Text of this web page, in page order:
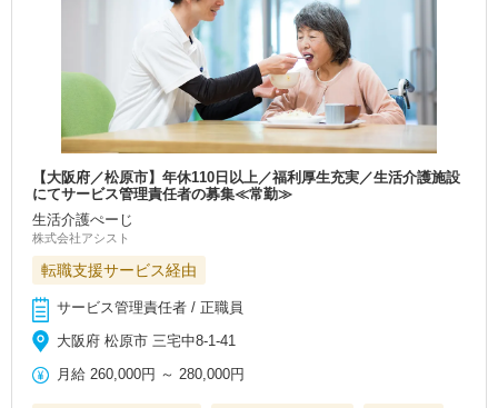
【大阪府／松原市】年休110日以上／福利厚生充実／生活介護施設
にてサービス管理責任者の募集≪常勤≫
生活介護ぺーじ
株式会社アシスト
転職支援サービス経由
サービス管理責任者 / 正職員
大阪府 松原市 三宅中8-1-41
月給 260,000円 ～280,000円